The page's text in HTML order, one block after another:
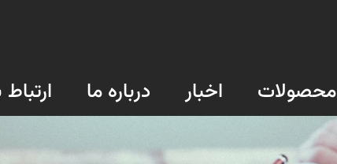
ارتباط درباره ما اخبار محصولات